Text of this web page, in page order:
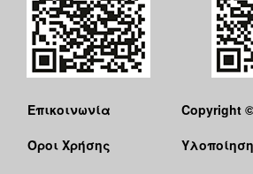
Επικοινωνία
Όροι Χρήσης
Copyright
Υλοποίηση